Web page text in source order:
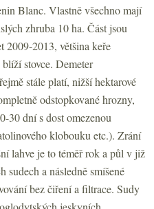
Blanc. Vlastně všechno mají
zhruba 10 ha. Část jsou
2009-2013, většina keře
stovce. Demeter
stále platí, nižší hektarové
odstopkované hrozny,
30 dní s dost omezenou
klobouku etc.). Zrání
lahve je to téměř rok a půl v již
a následně smíšené
bez čiření a filtrace. Sudy